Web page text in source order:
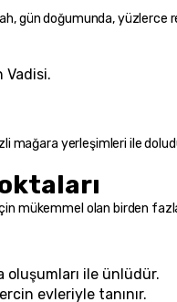
gün doğumunda, yüzlerce
Vadisi.
mağara yerleşimleri ile
mükemmel olan birden
oluşumları ile ünlüdür.
evleriyle tanınır.